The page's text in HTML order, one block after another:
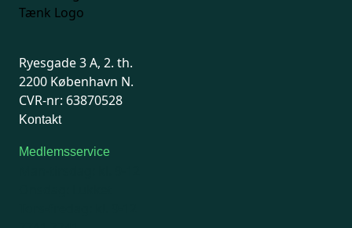
Ryesgade 3 A, 2. th.
2200 København N.
CVR-nr: 63870528
Kontakt
Medlemsservice